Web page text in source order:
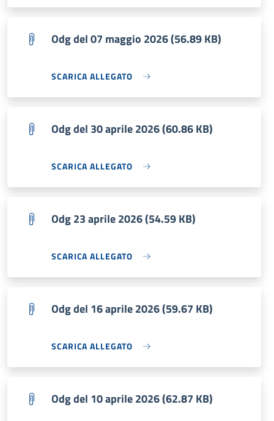
Odg del 07 maggio 2026 (56.89 KB)
SCARICA ALLEGATO
Odg del 30 aprile 2026 (60.86 KB)
SCARICA ALLEGATO
Odg 23 aprile 2026 (54.59 KB)
SCARICA ALLEGATO
Odg del 16 aprile 2026 (59.67 KB)
SCARICA ALLEGATO
Odg del 10 aprile 2026 (62.87 KB)